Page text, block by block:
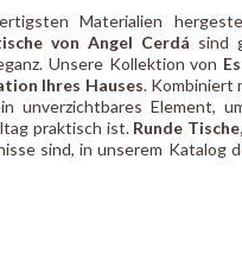
Materialien
von Angel Cerdá sind
Unsere Kollektion von
Ihres Hauses. Kombiniert
unverzichtbares Element,
praktisch ist. Runde
sind, in unserem Katalog